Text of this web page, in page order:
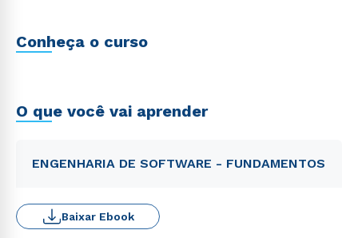
Conheça o curso
O que você vai aprender
ENGENHARIA DE SOFTWARE - FUNDAMENTOS
Baixar Ebook